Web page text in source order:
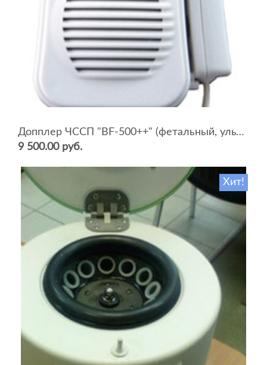
Допплер ЧССП "BF-500++" (фетальный, ультразвуковой)
9 500.00 руб.
Хит!